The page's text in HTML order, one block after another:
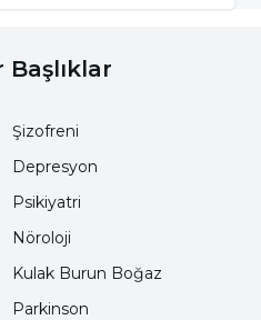
virüsün yeniden
aşısı olmamış
virüsle daha önce
sistemi, onu
çünkü ortada uyuyan
Başlıklar
Şizofreni
Depresyon
Psikiyatri
Nöroloji
Kulak Burun Boğaz
Parkinson